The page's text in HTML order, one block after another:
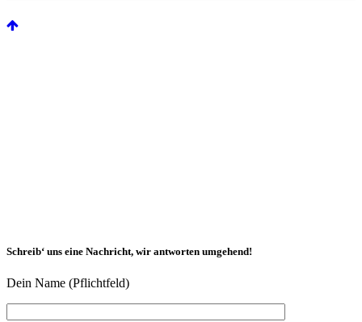
Schreib‘ uns eine Nachricht, wir antworten umgehend!
Dein Name (Pflichtfeld)